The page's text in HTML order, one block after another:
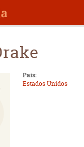
País:
Estados Unidos